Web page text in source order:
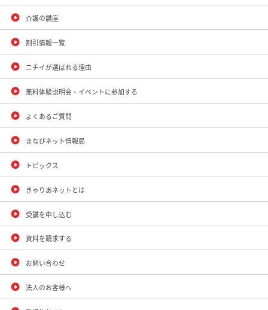
介護の講座
割引情報一覧
ニチイが選ばれる理由
無料体験説明会・イベントに参加する
よくあるご質問
まなびネット情報局
トピックス
きゃりあネットとは
受講を申し込む
資料を請求する
お問い合わせ
法人のお客様へ